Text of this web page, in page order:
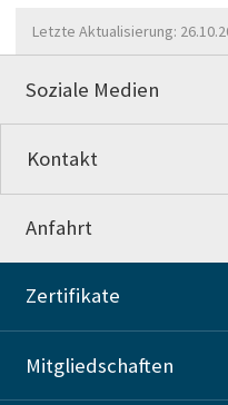
Letzte Aktualisierung:
Soziale Medien
Kontakt
Anfahrt
Zertifikate
Mitgliedschaften